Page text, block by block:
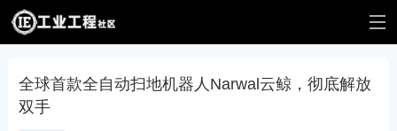
全球首款全自动扫地机器人Narwal云鲸，彻底解放
双手